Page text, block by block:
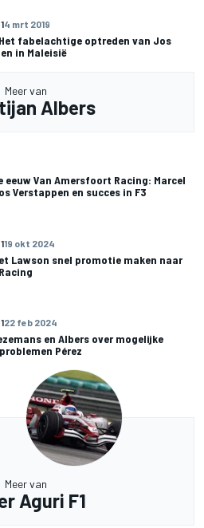
4 mrt 2019
fabelachtige optreden van Jos
in Maleisië
Meer van
Albers
eeuw Van Amersfoort Racing: Marcel
Verstappen en succes in F3
19 okt 2024
Lawson snel promotie maken naar
22 feb 2024
en Albers over mogelijke
Pérez
Meer van
Aguri F1